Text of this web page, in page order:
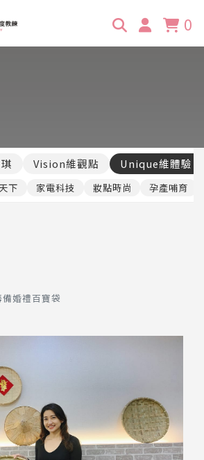
0
Vision維觀點 Unique維體驗
下 家電科技 妝點時尚 孕產哺育
備婚禮百寶袋